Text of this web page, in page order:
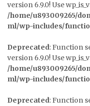
version 6.9.0! Use
/home/u893009265/
ml/wp-includes/
Deprecated: Function
version 6.9.0! Use
/home/u893009265/
ml/wp-includes/
Deprecated: Function